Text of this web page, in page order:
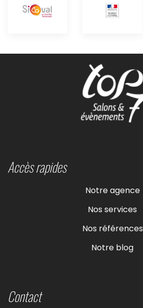
Accès rapides
Notre agence
Nos services
Nos références
Notre blog
Contact